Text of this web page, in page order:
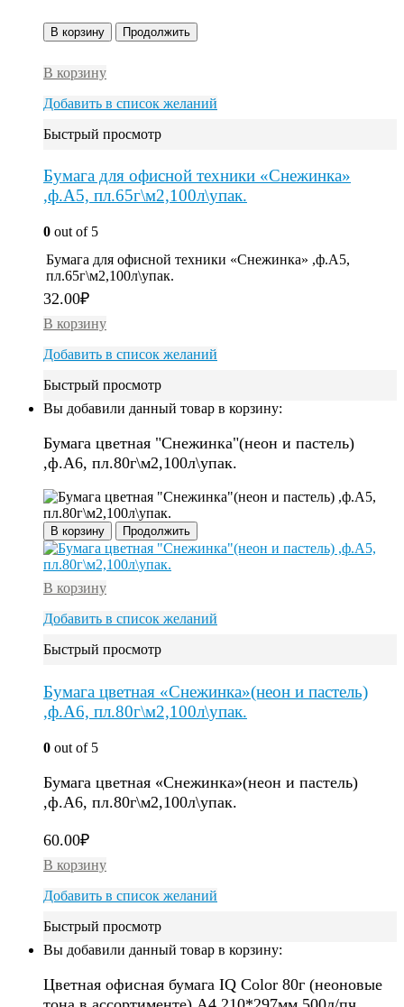
В корзину Продолжить
В корзину
Добавить в список желаний
Быстрый просмотр
Бумага для офисной техники «Снежинка»
,ф.А5, пл.65г\м2,100л\упак.
0 out of 5
Бумага для офисной техники «Снежинка» ,ф.А5,
пл.65г\м2,100л\упак.
32.00₽
В корзину
Добавить в список желаний
Быстрый просмотр
Вы добавили данный товар в корзину:
Бумага цветная "Снежинка"(неон и пастель)
,ф.А6, пл.80г\м2,100л\упак.
В корзину Продолжить
В корзину
Добавить в список желаний
Быстрый просмотр
Бумага цветная «Снежинка»(неон и пастель)
,ф.А6, пл.80г\м2,100л\упак.
0 out of 5
Бумага цветная «Снежинка»(неон и пастель)
,ф.А6, пл.80г\м2,100л\упак.
60.00₽
В корзину
Добавить в список желаний
Быстрый просмотр
Вы добавили данный товар в корзину:
Цветная офисная бумага IQ Color 80г (неоновые